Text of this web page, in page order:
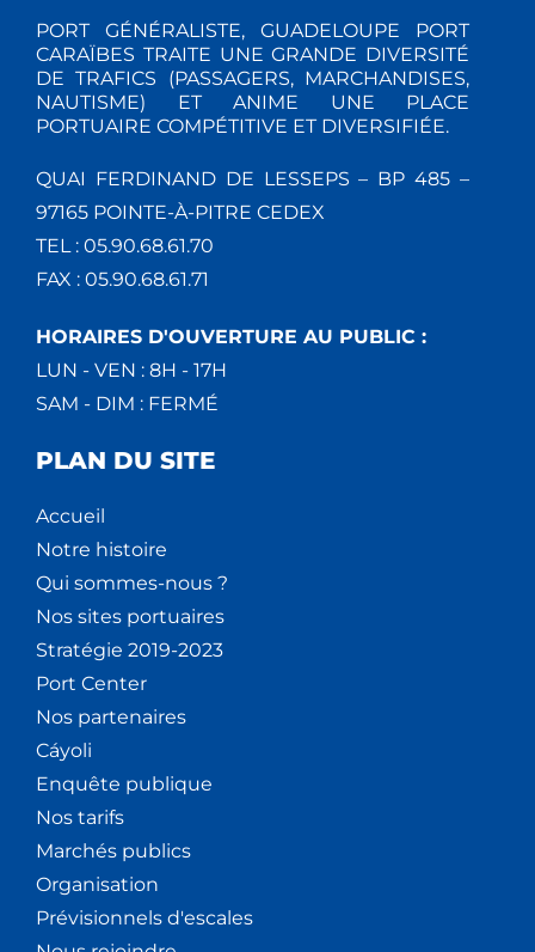
PORT GÉNÉRALISTE, GUADELOUPE PORT
CARAÏBES TRAITE UNE GRANDE DIVERSITÉ
DE TRAFICS (PASSAGERS, MARCHANDISES,
NAUTISME) ET ANIME UNE PLACE
PORTUAIRE COMPÉTITIVE ET DIVERSIFIÉE.
QUAI FERDINAND DE LESSEPS – BP 485 –
97165 POINTE-À-PITRE CEDEX
TEL : 05.90.68.61.70
FAX : 05.90.68.61.71
HORAIRES D'OUVERTURE AU PUBLIC :
LUN - VEN : 8H - 17H
SAM - DIM : FERMÉ
PLAN DU SITE
Accueil
Notre histoire
Qui sommes-nous ?
Nos sites portuaires
Stratégie 2019-2023
Port Center
Nos partenaires
Cáyoli
Enquête publique
Nos tarifs
Marchés publics
Organisation
Prévisionnels d'escales